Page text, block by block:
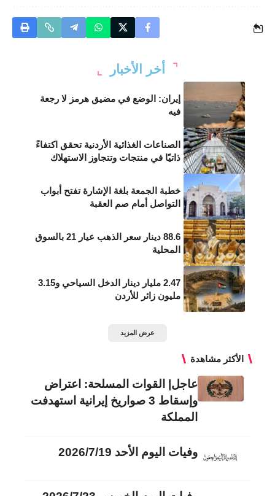
أخر الأخبار
إيران: الوضع في مضيق هرمز لا رجعة
فيه
الصناعات الغذائية الأردنية تحقق اكتفاءً
ذاتيًا في منتجات وتتجاوز الاستهلاك
خطبة الجمعة بلغة الإشارة تفتح أبواب
التواصل أمام صم العقبة
88.6 دينار سعر الذهب عيار 21 بالسوق
المحلية
2.47 مليار دينار الدخل السياحي و3.15
مليون زائر للأردن
عرض المزيد
الأكثر مشاهدة
عاجل| القوات المسلحة: اعتراض
وإسقاط 3 صواريخ إيرانية استهدفت
المملكة
وفيات اليوم الأحد 2026/7/19